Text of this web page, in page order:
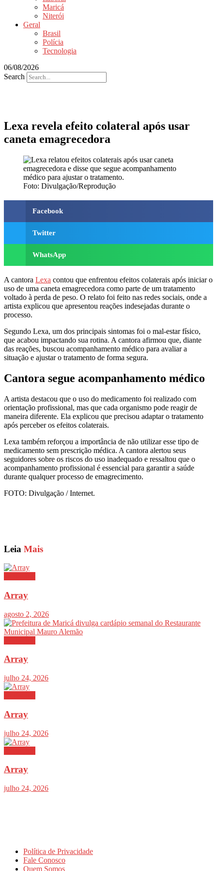
Maricá
Niterói
Geral
Brasil
Polícia
Tecnologia
06/08/2026
Search
Lexa revela efeito colateral após usar
caneta emagrecedora
Foto: Divulgação/Reprodução
Facebook
Twitter
WhatsApp
A cantora Lexa contou que enfrentou efeitos colaterais após iniciar o
uso de uma caneta emagrecedora como parte de um tratamento
voltado à perda de peso. O relato foi feito nas redes sociais, onde a
artista explicou que apresentou reações indesejadas durante o
processo.
Segundo Lexa, um dos principais sintomas foi o mal-estar físico,
que acabou impactando sua rotina. A cantora afirmou que, diante
das reações, buscou acompanhamento médico para avaliar a
situação e ajustar o tratamento de forma segura.
Cantora segue acompanhamento médico
A artista destacou que o uso do medicamento foi realizado com
orientação profissional, mas que cada organismo pode reagir de
maneira diferente. Ela explicou que precisou adaptar o tratamento
após perceber os efeitos colaterais.
Lexa também reforçou a importância de não utilizar esse tipo de
medicamento sem prescrição médica. A cantora alertou seus
seguidores sobre os riscos do uso inadequado e ressaltou que o
acompanhamento profissional é essencial para garantir a saúde
durante qualquer processo de emagrecimento.
FOTO: Divulgação / Internet.
Leia Mais
Array
agosto 2, 2026
Array
julho 24, 2026
Array
julho 24, 2026
Array
julho 24, 2026
Política de Privacidade
Fale Conosco
Quem Somos